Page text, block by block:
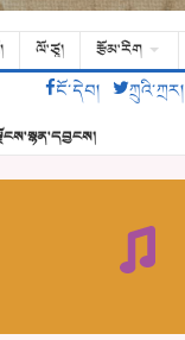
ལོ་ཙཱ།
རྩོམ་རིག
ངོ་དེབ།
ཀྲུའི་ཀྲར།